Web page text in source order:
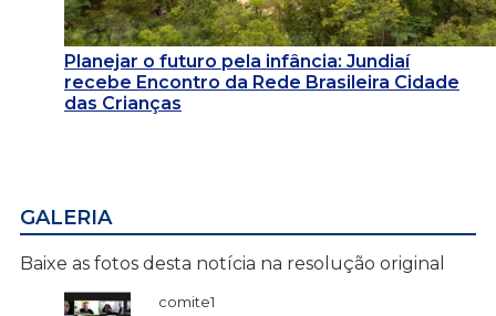
Planejar o futuro pela infância: Jundiaí
recebe Encontro da Rede Brasileira Cidade
das Crianças
GALERIA
Baixe as fotos desta notícia na resolução original
comite1